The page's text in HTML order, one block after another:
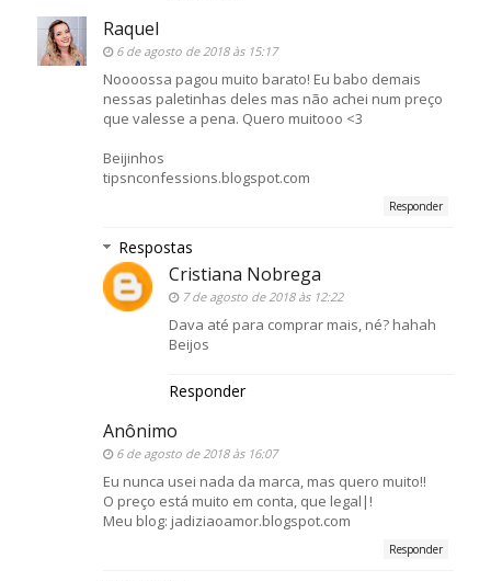
Raquel
6 de agosto de 2018 às 15:17
Noooossa pagou muito barato! Eu babo demais
nessas paletinhas deles mas não achei num preço
que valesse a pena. Quero muitooo <3
Beijinhos
tipsnconfessions.blogspot.com
Responder
Respostas
Cristiana Nobrega
7 de agosto de 2018 às 12:22
Dava até para comprar mais, né? hahah
Beijos
Responder
Anônimo
6 de agosto de 2018 às 16:07
Eu nunca usei nada da marca, mas quero muito!!
O preço está muito em conta, que legal|!
Meu blog: jadiziaoamor.blogspot.com
Responder